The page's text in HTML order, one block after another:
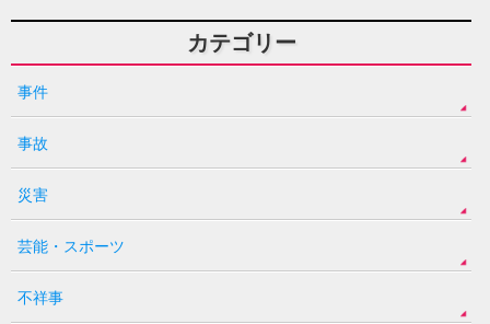
カテゴリー
事件
事故
災害
芸能・スポーツ
不祥事